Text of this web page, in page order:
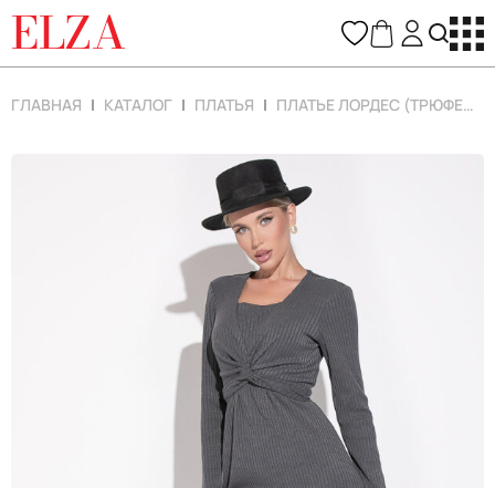
ELZA
ГЛАВНАЯ КАТАЛОГ ПЛАТЬЯ ПЛАТЬЕ ЛОРДЕС (ТРЮФЕЛЬ)